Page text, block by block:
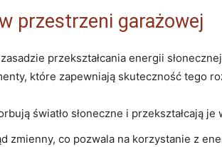
przestrzeni ⁤garażowej
przekształcania energii
które zapewniają skuteczność tego
światło słoneczne ‌i przekształcają je
zmienny, co pozwala na korzystanie z